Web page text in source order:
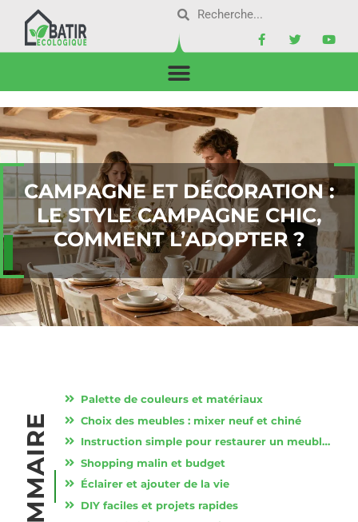
CAMPAGNE ET DÉCORATION :
LE STYLE CAMPAGNE CHIC,
COMMENT L’ADOPTER ?
SOMMAIRE
Palette de couleurs et matériaux
Choix des meubles : mixer neuf et chiné
Instruction simple pour restaurer un meuble chiné
Shopping malin et budget
Éclairer et ajouter de la vie
DIY faciles et projets rapides